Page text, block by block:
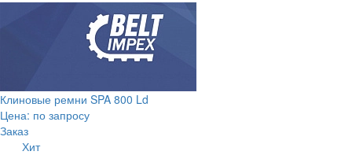
Клиновые ремни SPA 800 Ld
Цена: по запросу
Заказ
Хит